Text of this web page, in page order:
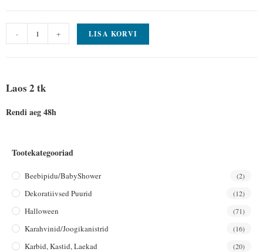
- + LISA KORVI
Laos 2 tk
Rendi aeg 48h
Tootekategooriad
Beebipidu/BabyShower (2)
Dekoratiivsed Puurid (12)
Halloween (71)
Karahvinid/joogikanistrid (16)
Karbid, Kastid, Laekad (20)